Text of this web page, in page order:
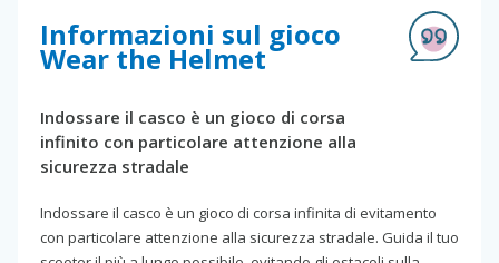
Informazioni sul gioco
Wear the Helmet
Indossare il casco è un gioco di corsa
infinito con particolare attenzione alla
sicurezza stradale
Indossare il casco è un gioco di corsa infinita di evitamento
con particolare attenzione alla sicurezza stradale. Guida il tuo